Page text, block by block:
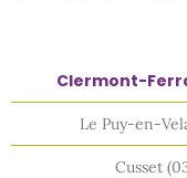
Clermont-
Le Puy-en-
Cusset